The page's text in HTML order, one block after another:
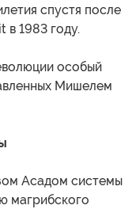
спустя после
в 1983 году.
особый
Мишелем
Асадом системы
магрибского